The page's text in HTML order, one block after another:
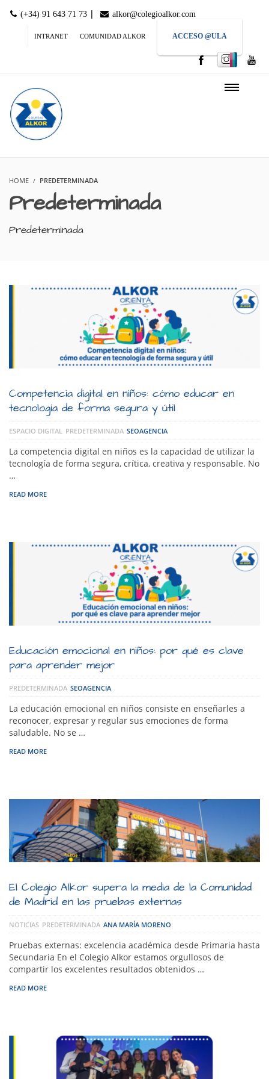
(+34) 91 643 71 73 | alkor@colegioalkor.com
INTRANET COMUNIDAD ALKOR ACCESO @ULA
HOME PREDETERMINADA
Predeterminada
Predeterminada
Competencia digital en niños: cómo educar en
tecnología de forma segura y útil
ESPACIO DIGITAL PREDETERMINADA SEOAGENCIA
La competencia digital en niños es la capacidad de utilizar la
tecnología de forma segura, crítica, creativa y responsable. No
…
READ MORE
Educación emocional en niños: por qué es clave
para aprender mejor
PREDETERMINADA SEOAGENCIA
La educación emocional en niños consiste en enseñarles a
reconocer, expresar y regular sus emociones de forma
saludable. No se …
READ MORE
El Colegio Alkor supera la media de la Comunidad
de Madrid en las pruebas externas
NOTICIAS PREDETERMINADA ANA MARÍA MORENO
Pruebas externas: excelencia académica desde Primaria hasta
Secundaria En el Colegio Alkor estamos orgullosos de
compartir los excelentes resultados obtenidos …
READ MORE